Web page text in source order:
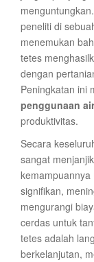
peneliti di
menemukan
tetes
dengan
Peningkatan ini
penggunaan air
produktivitas.
Secara
sangat
kemampuannya
signifikan,
mengurangi
cerdas untuk
tetes adalah
berkelanjutan,